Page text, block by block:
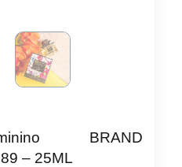
BRAND
– 25ML